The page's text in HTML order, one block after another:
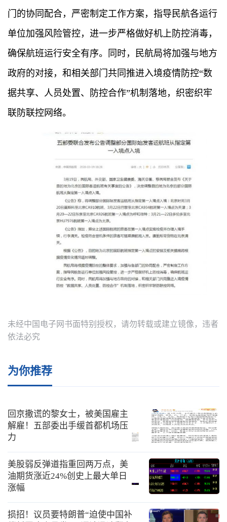
门的协同配合，严密制定工作方案，指导民航各运行
单位加强风险管控，进一步严格做好机上防控消毒，
确保航班运行安全有序。同时，民航局将加强与地方
政府的对接，和相关部门共同推进入境疫情防控“数
据共享、人员处置、防控合作”机制落地，织密织牢
联防联控网络。
未经中国电子网书面特别授权，请勿转载或建立镜像，违者
依法必究
为你推荐
回京撒谎的黎女士，被美国雇主
解雇！五部委出手缓首都机场压
力
美股弱反弹道指重回两万点，美
油期货涨近24%创史上最大单日
涨幅
损招！议员要特朗普“迫使中国补